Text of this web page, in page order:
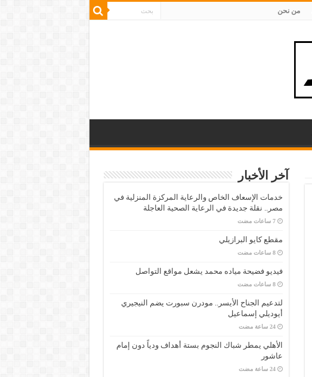
من نحن
آخر الأخبار
خدمات الإسعاف الخاص والرعاية المركزة المنزلية في
مصر.. نقلة جديدة في الرعاية الصحية العاجلة
‏7 ساعات مضت
مقطع كايو البرازيلي
‏8 ساعات مضت
فيديو فضيحة مياده محمد يشعل مواقع التواصل
‏8 ساعات مضت
لتدعيم الجناح الأيسر.. مودرن سبورت يضم النيجيري
أيوديلي إسماعيل
‏24 ساعة مضت
الأهلي يمطر شباك النجوم بستة أهداف ودياً دون إمام
عاشور
‏24 ساعة مضت